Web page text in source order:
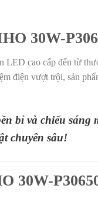
30W-
LED cao cấp đến từ
điện vượt trội, sản
bỉ và chiếu sáng
chuyên sâu!
30W-